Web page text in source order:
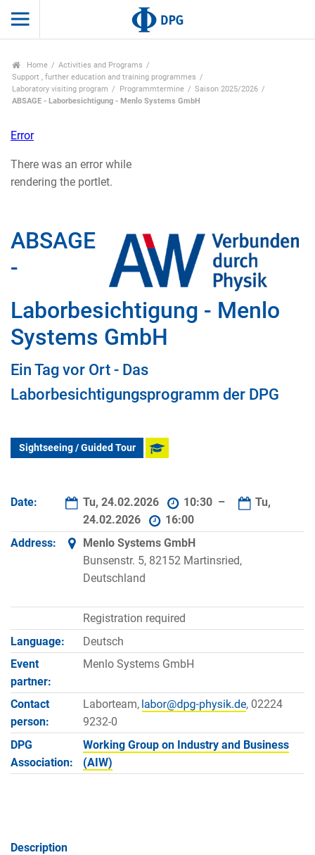
Home
Activities and Programs
Support , further education and training programmes
Laboratory visiting program
Programmtermine
Saison 2025/2026
ABSAGE - Laborbesichtigung - Menlo Systems GmbH
Error
There was an error while
rendering the portlet.
ABSAGE
-
Laborbesichtigung - Menlo
Systems GmbH
Ein Tag vor Ort - Das
Laborbesichtigungsprogramm der DPG
Sightseeing / Guided Tour
Date: Tu, 24.02.2026 10:30 –
Tu,
24.02.2026
16:00
Address:
Menlo Systems GmbH
Bunsenstr. 5, 82152 Martinsried,
Deutschland
Registration required
Language:
Deutsch
Event
partner:
Menlo Systems GmbH
Contact
person:
Laborteam,
, 02224
9232-0
DPG
Association:
Working Group on Industry and Business
(AIW)
Description